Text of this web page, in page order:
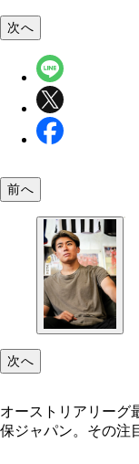
次へ
前へ
次へ
オーストリアリーグ
保ジャパン。その注